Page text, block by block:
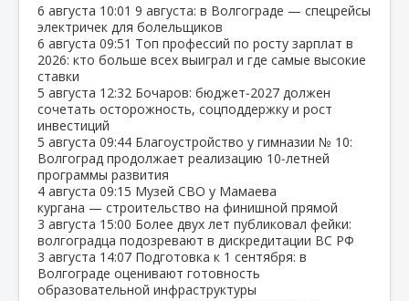
6 августа 10:01 9 августа: в Волгограде — спецрейсы
электричек для болельщиков
6 августа 09:51 Топ профессий по росту зарплат в
2026: кто больше всех выиграл и где самые высокие
ставки
5 августа 12:32 Бочаров: бюджет‑2027 должен
сочетать осторожность, соцподдержку и рост
инвестиций
5 августа 09:44 Благоустройство у гимназии № 10:
Волгоград продолжает реализацию 10‑летней
программы развития
4 августа 09:15 Музей СВО у Мамаева
кургана — строительство на финишной прямой
3 августа 15:00 Более двух лет публиковал фейки:
волгоградца подозревают в дискредитации ВС РФ
3 августа 14:07 Подготовка к 1 сентября: в
Волгограде оценивают готовность
образовательной инфраструктуры